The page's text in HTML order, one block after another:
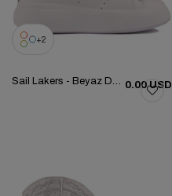
2
Sail Lakers - Beyaz Deri, Yeşil Süet Bağcıklı Kadın Günlük Ayakkabı 104-5058-E233 0.00 USD